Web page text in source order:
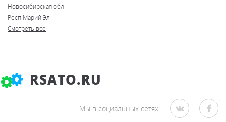
Новосибирская обл
Респ Марий Эл
Смотреть все
RSATO.RU
Мы в социальных сетях: